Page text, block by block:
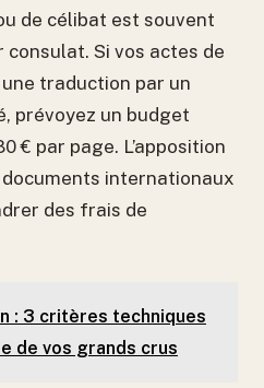
de célibat est souvent
Si vos actes de
traduction par un
prévoyez un budget
€ par page. L’apposition
documents internationaux
des frais de
: 3 critères techniques
de vos grands crus